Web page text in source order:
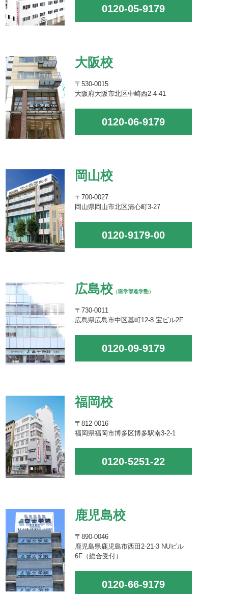
0120-05-9179
大阪校
〒530-0015
大阪府大阪市北区中崎西2-4-41
0120-06-9179
岡山校
〒700-0027
岡山県岡山市北区清心町3-27
0120-9179-00
広島校 （医学部進学塾）
〒730-0011
広島県広島市中区基町12-8 宝ビル2F
0120-09-9179
福岡校
〒812-0016
福岡県福岡市博多区博多駅南3-2-1
0120-5251-22
鹿児島校
〒890-0046
鹿児島県鹿児島市西田2-21-3 NUビル
6F（総合受付）
0120-66-9179